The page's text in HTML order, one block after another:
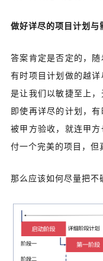
做好详尽的项目计划与
答案肯定是否定的，随
有时项目计划做的越
是让我们以敏捷至上，
即使再详尽的计划，
被甲方验收，就连甲
付一个完美的项目，但
那么应该如何尽量把不